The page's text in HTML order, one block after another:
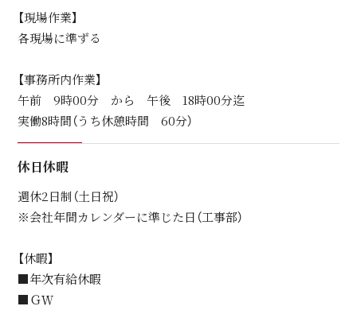
【現場作業】
各現場に準ずる
【事務所内作業】
午前 9時00分 から 午後 18時00分迄
実働8時間（うち休憩時間 60分）
休日休暇
週休2日制（土日祝）
※会社年間カレンダーに準じた日（工事部）
【休暇】
■年次有給休暇
■ＧＷ